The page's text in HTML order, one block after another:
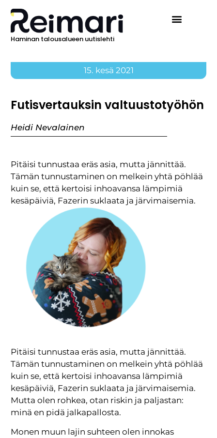
Haminan talousalueen uutislehti
15. kesä 2021
Futisvertauksin valtuustotyöhön
Heidi Nevalainen
Pitäisi tunnustaa eräs asia, mutta jännittää.
Tämän tunnustaminen on melkein yhtä pöhlää
kuin se, että kertoisi inhoavansa lämpimiä
kesäpäiviä, Fazerin suklaata ja järvimaisemia.
Pitäisi tunnustaa eräs asia, mutta jännittää.
Tämän tunnustaminen on melkein yhtä pöhlää
kuin se, että kertoisi inhoavansa lämpimiä
kesäpäiviä, Fazerin suklaata ja järvimaisemia.
Mutta olen rohkea, otan riskin ja paljastan:
minä en pidä jalkapallosta.
Monen muun lajin suhteen olen innokas